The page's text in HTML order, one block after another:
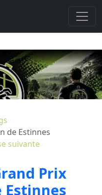
de Estinnes
suivante
Prix
Estinnes